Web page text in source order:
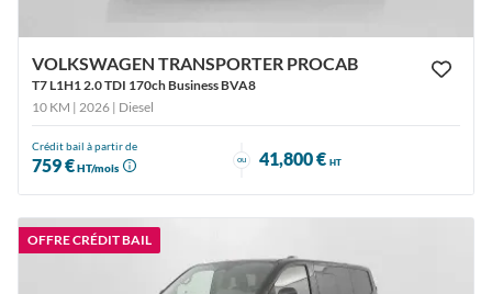
VOLKSWAGEN TRANSPORTER PROCAB
T7 L1H1 2.0 TDI 170ch Business BVA8
10 KM | 2026 | Diesel
Crédit bail à partir de
759 €HT/mois
ou 41,800 € HT
OFFRE CRÉDIT BAIL